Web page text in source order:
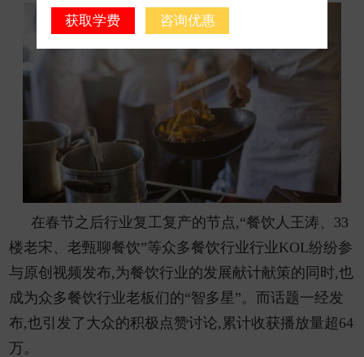
在春节之后行业复工复产的节点,“餐饮人王涛、33
楼老宋、老甄聊餐饮”等众多餐饮行业行业KOL纷纷参
与原创视频发布,为餐饮行业的发展献计献策的同时,也
成为众多餐饮行业老板们的“智多星”。而话题一经发
布,也引发了大众的积极点赞讨论,累计收获播放量超64
万。
获取学费 咨询优惠